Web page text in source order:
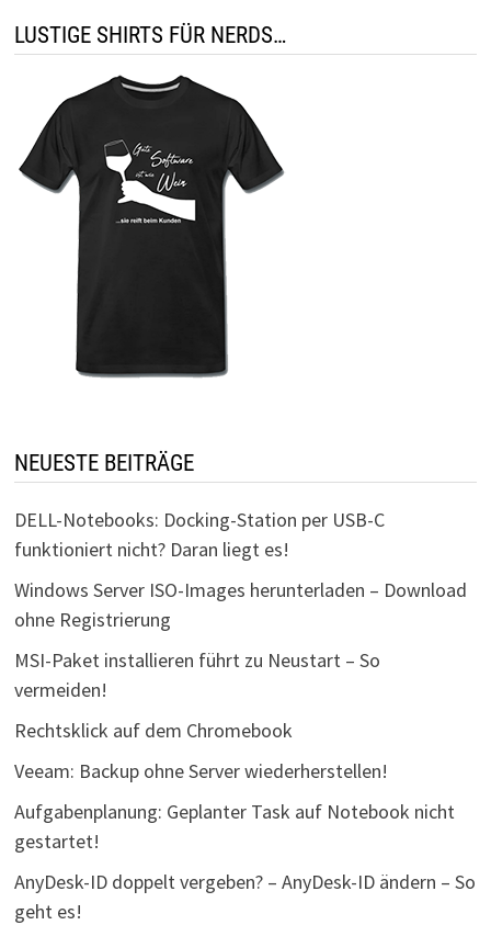
LUSTIGE SHIRTS FÜR NERDS…
NEUESTE BEITRÄGE
DELL-Notebooks: Docking-Station per USB-C
funktioniert nicht? Daran liegt es!
Windows Server ISO-Images herunterladen – Download
ohne Registrierung
MSI-Paket installieren führt zu Neustart – So
vermeiden!
Rechtsklick auf dem Chromebook
Veeam: Backup ohne Server wiederherstellen!
Aufgabenplanung: Geplanter Task auf Notebook nicht
gestartet!
AnyDesk-ID doppelt vergeben? – AnyDesk-ID ändern – So
geht es!